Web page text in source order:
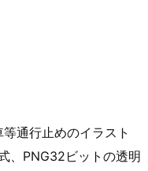
通行止めのイラスト
、PNG32ビットの透明